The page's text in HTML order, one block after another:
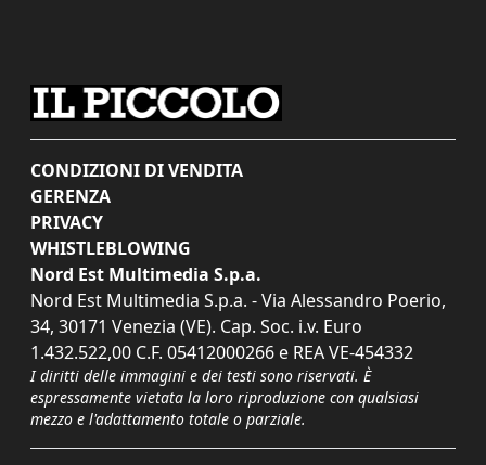
CONDIZIONI DI VENDITA
GERENZA
PRIVACY
WHISTLEBLOWING
Nord Est Multimedia S.p.a.
Nord Est Multimedia S.p.a. - Via Alessandro Poerio,
34, 30171 Venezia (VE). Cap. Soc. i.v. Euro
1.432.522,00 C.F. 05412000266 e REA VE-454332
I diritti delle immagini e dei testi sono riservati. È
espressamente vietata la loro riproduzione con qualsiasi
mezzo e l'adattamento totale o parziale.